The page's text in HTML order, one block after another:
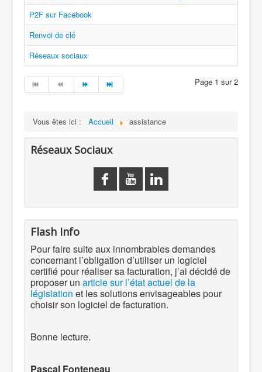
P2F sur Facebook
Renvoi de clé
Réseaux sociaux
Page 1 sur 2
Vous êtes ici : Accueil assistance
Réseaux Sociaux
Flash Info
Pour faire suite aux innombrables demandes
concernant l’obligation d’utiliser un logiciel
certifié pour réaliser sa facturation, j’ai décidé de
proposer un article sur l’état actuel de la
législation et les solutions envisageables pour
choisir son logiciel de facturation.
Bonne lecture.
Pascal Fonteneau